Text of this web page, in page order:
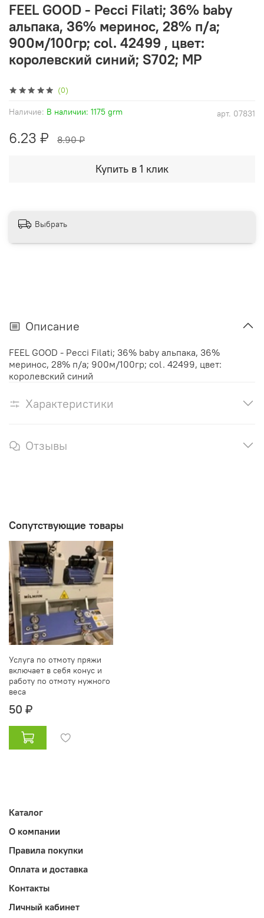
(0)
арт. 07831
Наличие: В наличии: 1175 grm
FEEL GOOD - Pecci Filati; 36% baby
альпака, 36% меринос, 28% п/а;
900м/100гр; col. 42499 , цвет:
королевский синий; S702; MP
6.23 ₽ 8.90 ₽
Купить в 1 клик
Выбрать
Описание
FEEL GOOD - Pecci Filati; 36% baby альпака, 36%
меринос, 28% п/а; 900м/100гр; col. 42499, цвет:
королевский синий
Характеристики
Отзывы
Сопутствующие товары
Услуга по отмоту пряжи
включает в себя конус и
работу по отмоту нужного
веса
50 ₽
Каталог
О компании
Правила покупки
Оплата и доставка
Контакты
Личный кабинет